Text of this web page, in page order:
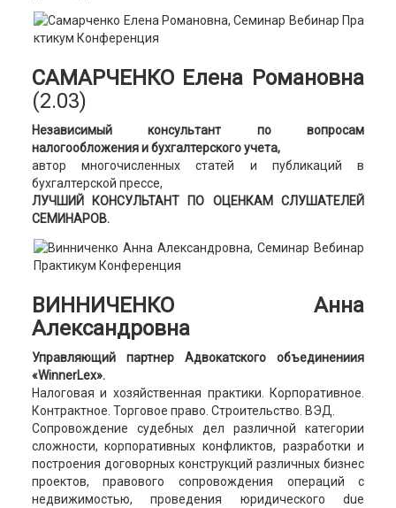
САМАРЧЕНКО Елена Романовна
(2.03)
Независимый консультант по вопросам
налогообложения и бухгалтерского учета,
автор многочисленных статей и публикаций в
бухгалтерской прессе,
ЛУЧШИЙ КОНСУЛЬТАНТ ПО ОЦЕНКАМ СЛУШАТЕЛЕЙ
СЕМИНАРОВ.
ВИННИЧЕНКО Анна
Александровна
Управляющий партнер Адвокатского объединениия
«WinnerLex».
Налоговая и хозяйственная практики. Корпоративное.
Контрактное. Торговое право. Строительство. ВЭД.
Сопровождение судебных дел различной категории
сложности, корпоративных конфликтов, разработки и
построения договорных конструкций различных бизнес
проектов, правового сопровождения операций с
недвижимостью, проведения юридического due